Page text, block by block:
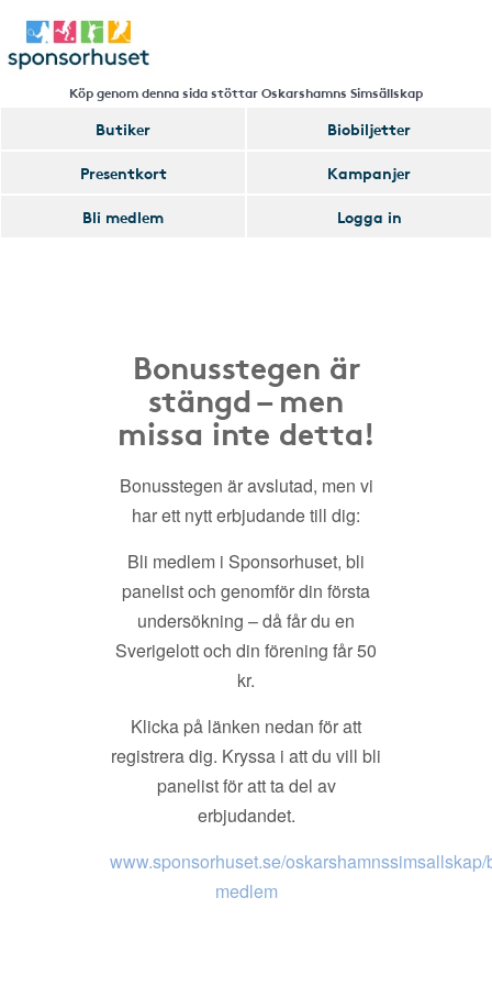
Köp genom denna sida stöttar Oskarshamns Simsällskap
Butiker
Biobiljetter
Presentkort
Kampanjer
Bli medlem
Logga in
Bonusstegen är
stängd – men
missa inte detta!
Bonusstegen är avslutad, men vi
har ett nytt erbjudande till dig:
Bli medlem i Sponsorhuset, bli
panelist och genomför din första
undersökning – då får du en
Sverigelott och din förening får 50
kr.
Klicka på länken nedan för att
registrera dig. Kryssa i att du vill bli
panelist för att ta del av
erbjudandet.
www.sponsorhuset.se/oskarshamnssimsallskap/
medlem